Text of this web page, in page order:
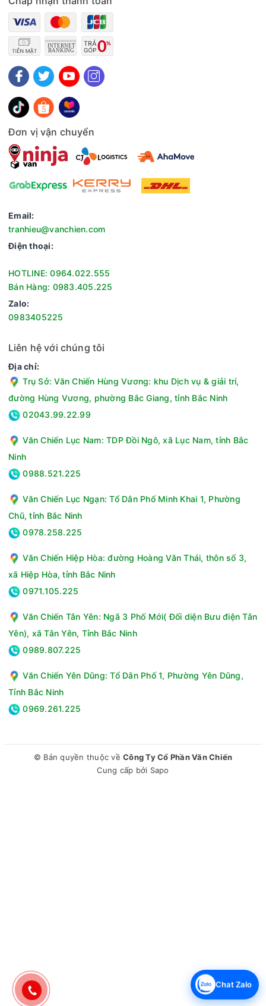
ràng. Sản phẩm có 4 chế độ hoạt động lần lượt là Smart -
Silent - Laundry - Spot, người dùng có thể linh hoạt lựa chọn
tùy theo nhu cầu sử dụng.
Máy được trang bị bộ phụ kiện chuyên dụng, bao gồm đầu
sấy tủ quần áo và đầu sấy giày cho phép xử lý ẩm mốc và
khử mùi hôi hiệu quả tại các khu vực hẹp như giày dép hay
ngăn tủ.
Tiện ích
độ ẩm cao. Ứng dụng còn cho phép điều chỉnh màu sắc đèn
chiếu sáng bình nước theo tâm trạng.
từ 1 đến 8 tiếng trên bảng điều khiển hoặc qua ứng dụng.
Để đảm bảo vận hành an toàn và duy trì độ bền cho máy, sản
phẩm được trang bị đầy đủ các tính năng như khóa trẻ em,
tự động vệ sinh sau khi hút ẩm.
Với công suất hút ẩm 40 lít/ngày và chế độ sấy khô quần áo
chuyên biệt, máy hút ẩm LG Dual Inverter DD23GMWE1.ABAE
dẫn đầu thị trường nhờ công nghệ Dual Inverter tiết kiệm điện
và tính năng diệt khuẩn UVnano bảo vệ sức khỏe.
Thông số kỹ thuật Máy hút ẩm LG Dual Inverter
DD23GMWE1.ABAE
Diện tích sử dụng:99m²
Công suất hút ẩm:40 lít/ngày (ở 30°C/80%RH)
Công nghệ:Hút ẩm biến tần kép Dual Inverter
Thời gian sử dụng:Tùy vào độ ẩm và thời tiết
Chất liệu vỏ máy:Nhựa ABS
Tiện ích:Hệ thống tháo nước liên tục an toàn, Bình chứa
Đơn vị vận chuyển
Email:
tranhieu@vanchien.com
Điện thoại:
HOTLINE: 0964.022.555
Bán Hàng: 0983.405.225
Zalo:
0983405225
Liên hệ với chúng tôi
Địa chỉ:
Trụ Sở: Văn Chiến Hùng Vương: khu Dịch vụ & giải trí,
đường Hùng Vương, phường Bắc Giang, tỉnh Bắc Ninh
02043.99.22.99
Văn Chiến Lục Nam: TDP Đồi Ngô, xã Lục Nam, tỉnh Bắc
Ninh
0988.521.225
Văn Chiến Lục Ngạn: Tổ Dân Phố Minh Khai 1, Phường
Chũ, tỉnh Bắc Ninh
0978.258.225
Văn Chiến Hiệp Hòa: đường Hoàng Văn Thái, thôn số 3,
xã Hiệp Hòa, tỉnh Bắc Ninh
0971.105.225
Văn Chiến Tân Yên: Ngã 3 Phố Mới( Đối diện Bưu điện Tân
Yên), xã Tân Yên, Tỉnh Bắc Ninh
0989.807.225
Văn Chiến Yên Dũng: Tổ Dân Phố 1, Phường Yên Dũng,
Tỉnh Bắc Ninh
0969.261.225
© Bản quyền thuộc về Công Ty Cổ Phần Văn Chiến
Cung cấp bởi Sapo
Chat Zalo